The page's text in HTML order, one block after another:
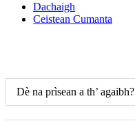
Dachaigh
Ceistean Cumanta
Dè na prìsean a th’ agaibh?